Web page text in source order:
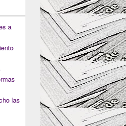
a
las